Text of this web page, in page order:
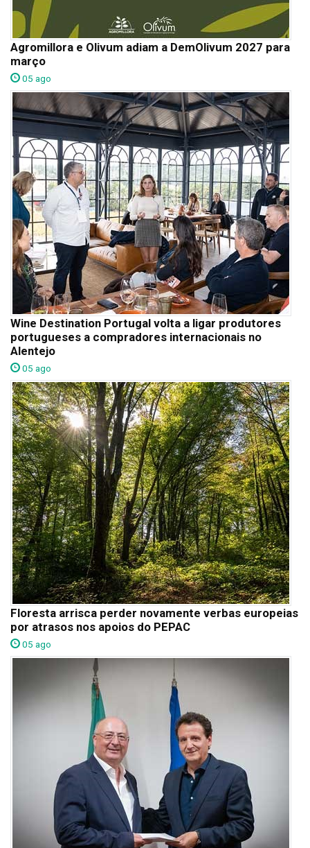
Agromillora e Olivum adiam a DemOlivum 2027 para
março
05 ago
Wine Destination Portugal volta a ligar produtores
portugueses a compradores internacionais no
Alentejo
05 ago
Floresta arrisca perder novamente verbas europeias
por atrasos nos apoios do PEPAC
05 ago